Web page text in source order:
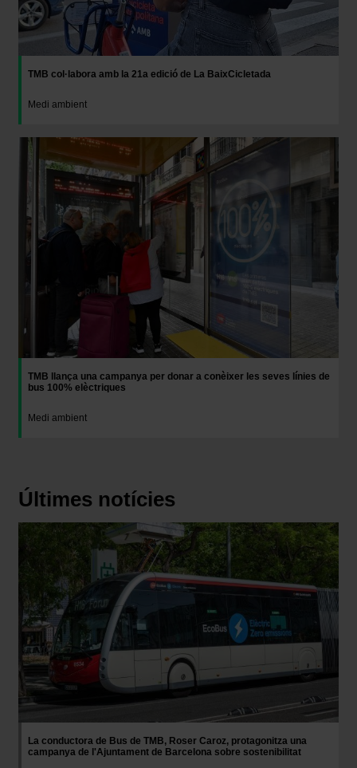
TMB col·labora amb la 21a edició de La BaixCicletada
Medi ambient
Imatge
TMB llança una campanya per donar a conèixer les seves línies de
bus 100% elèctriques
Medi ambient
Últimes notícies
Imatge
La conductora de Bus de TMB, Roser Caroz, protagonitza una
campanya de l'Ajuntament de Barcelona sobre sostenibilitat